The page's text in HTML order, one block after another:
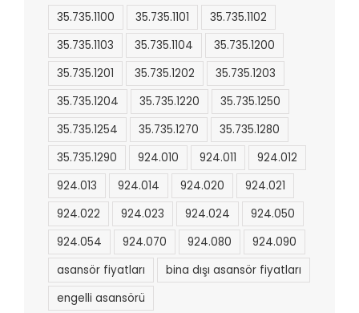
35.735.1100 35.735.1101
35.735.1102
35.735.1103
35.735.1104
35.735.1200
35.735.1201
35.735.1202
35.735.1203
35.735.1204
35.735.1220
35.735.1250
35.735.1254
35.735.1270
35.735.1280
35.735.1290
924.010 924.011
924.012
924.013
924.014 924.020
924.021
924.022
924.023 924.024
924.050
924.054
924.070 924.080
924.090
asansör fiyatları
bina dışı asansör fiyatları
engelli asansörü